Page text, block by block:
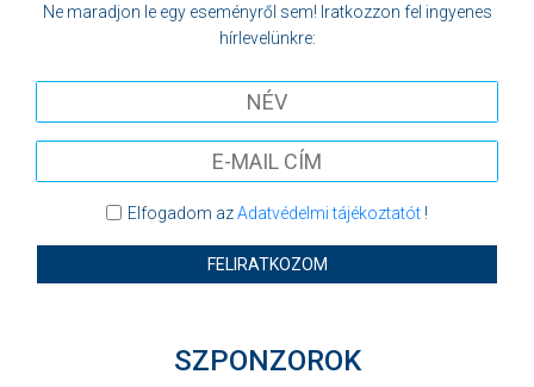
Ne maradjon le egy eseményről sem! Iratkozzon fel ingyenes
hírlevelünkre:
Elfogadom azAdatvédelmi tájékoztatót!
FELIRATKOZOM
SZPONZOROK